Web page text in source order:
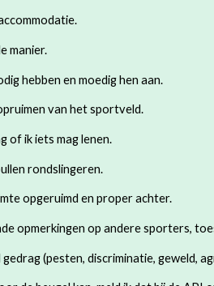
manier.
hebben en moedig hen aan.
van het sportveld.
of ik iets mag lenen.
rondslingeren.
opgeruimd en proper achter.
opmerkingen op andere sporters,
(pesten, discriminatie, geweld,